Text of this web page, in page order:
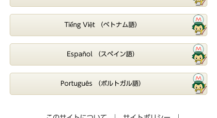
Tiếng Việt （ベトナム語）
Español （スペイン語）
Português （ポルトガル語）